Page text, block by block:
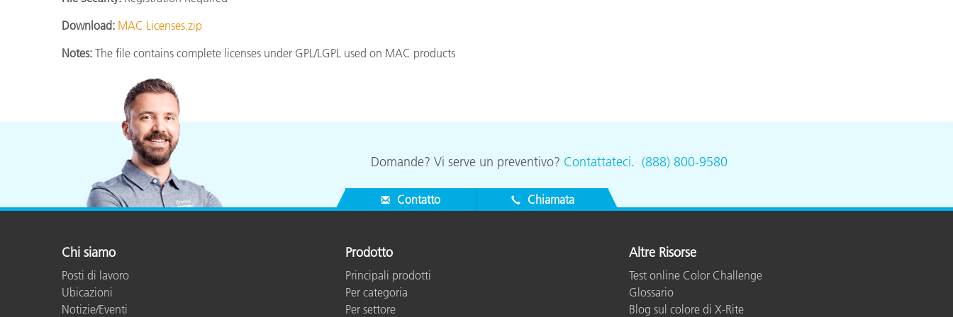
Download: MAC Licenses.zip
Notes: The file contains complete licenses under GPL/LGPL used on MAC products
Domande? Vi serve un preventivo? Contattateci. (888) 800-9580
Contatto Chiamata
Chi siamo
Posti di lavoro
Ubicazioni
Notizie/Eventi
Prodotto
Principali prodotti
Per categoria
Per settore
Altre Risorse
Test online Color Challenge
Glossario
Blog sul colore di X-Rite